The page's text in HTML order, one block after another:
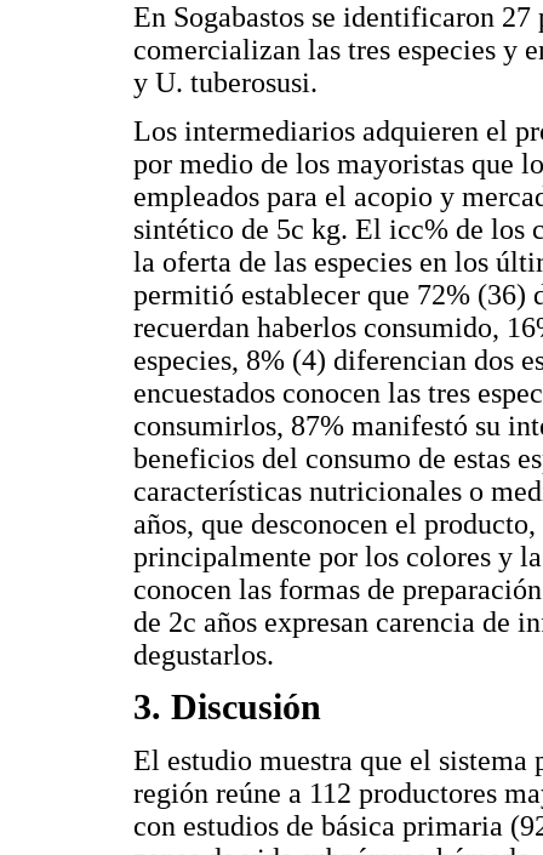
En Sogabastos se identificaron 27
comercializan las tres especies y
y U. tuberosusi.
Los intermediarios adquieren el
por medio de los mayoristas que
empleados para el acopio y
sintético de 5c kg. El icc% de los
la oferta de las especies en los
permitió establecer que 72% (36)
recuerdan haberlos consumido,
especies, 8% (4) diferencian dos
encuestados conocen las tres
consumirlos, 87% manifestó su
beneficios del consumo de estas
características nutricionales o
años, que desconocen el
principalmente por los colores y
conocen las formas de
de 2c años expresan carencia de
degustarlos.
3. Discusión
El estudio muestra que el
región reúne a 112 productores
con estudios de básica primaria